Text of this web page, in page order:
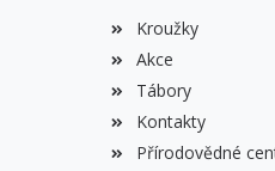
Kroužky
Akce
Tábory
Kontakty
Přírodovědné